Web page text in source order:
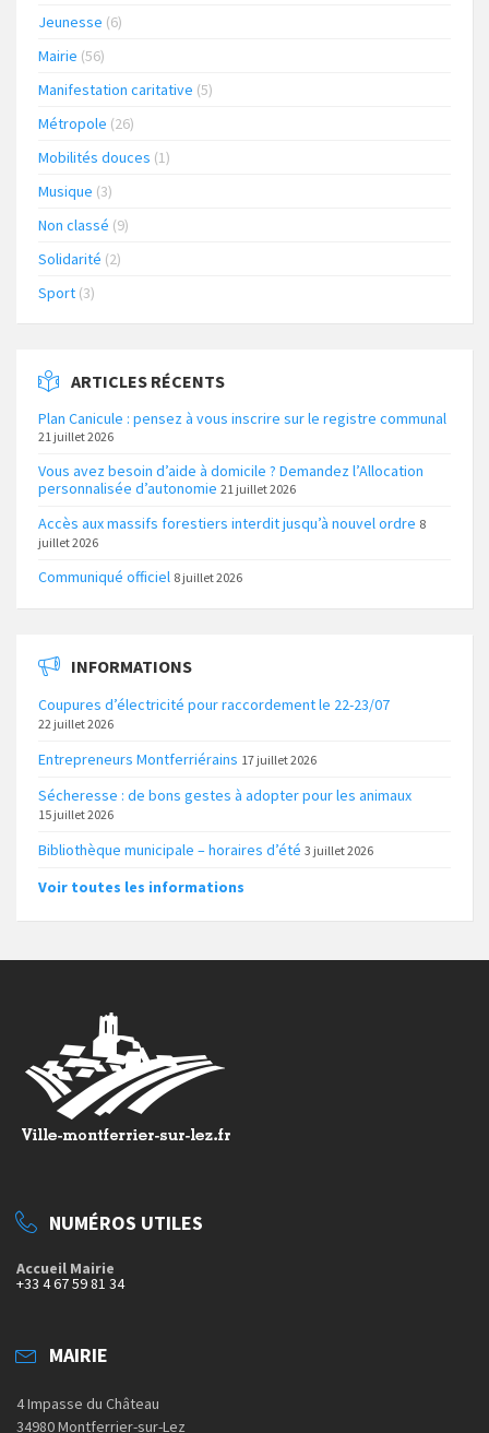
Jeunesse (6)
Mairie (56)
Manifestation caritative (5)
Métropole (26)
Mobilités douces (1)
Musique (3)
Non classé (9)
Solidarité (2)
Sport (3)
ARTICLES RÉCENTS
Plan Canicule : pensez à vous inscrire sur le registre communal
21 juillet 2026
Vous avez besoin d’aide à domicile ? Demandez l’Allocation
personnalisée d’autonomie 21 juillet 2026
Accès aux massifs forestiers interdit jusqu’à nouvel ordre 8
juillet 2026
Communiqué officiel 8 juillet 2026
INFORMATIONS
Coupures d’électricité pour raccordement le 22-23/07
22 juillet 2026
Entrepreneurs Montferriérains 17 juillet 2026
Sécheresse : de bons gestes à adopter pour les animaux
15 juillet 2026
Bibliothèque municipale – horaires d’été 3 juillet 2026
Voir toutes les informations
NUMÉROS UTILES
Accueil Mairie
+33 4 67 59 81 34
MAIRIE
4 Impasse du Château
34980 Montferrier-sur-Lez